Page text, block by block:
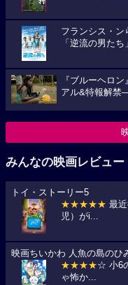
フランシス・ン
「逆流の男たち
『ブルーヘロ
アル&特報解禁
みんなの映画レビュー
トイ・ストーリー5
★★★★★ 最
児）がi...
映画ちいかわ 人魚の島のひ
★★★★☆ 小6
ゃ怖か...